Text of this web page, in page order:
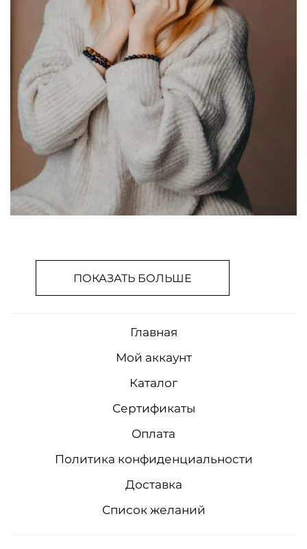
ПОКАЗАТЬ БОЛЬШЕ
Главная
Мой аккаунт
Каталог
Сертификаты
Оплата
Политика конфиденциальности
Доставка
Список желаний